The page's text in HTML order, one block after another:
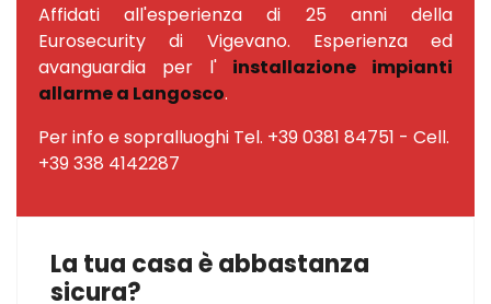
Affidati all'esperienza di 25 anni della
Eurosecurity di Vigevano. Esperienza ed
avanguardia per l' installazione impianti
allarme a Langosco.
Per info e sopralluoghi Tel. +39 0381 84751 - Cell.
+39 338 4142287
La tua casa è abbastanza
sicura?